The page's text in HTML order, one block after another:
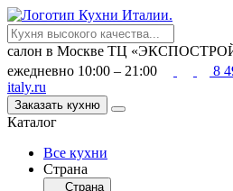
салон в Москве ТЦ
ежедневно 10:00 – 21:00
8
italy.ru
Заказать кухню
Каталог
Все кухни
Страна
Страна